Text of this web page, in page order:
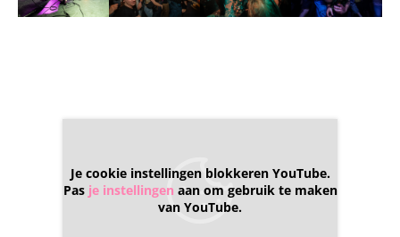
Je cookie instellingen blokkeren YouTube.
Pas je instellingen aan om gebruik te maken
van YouTube.